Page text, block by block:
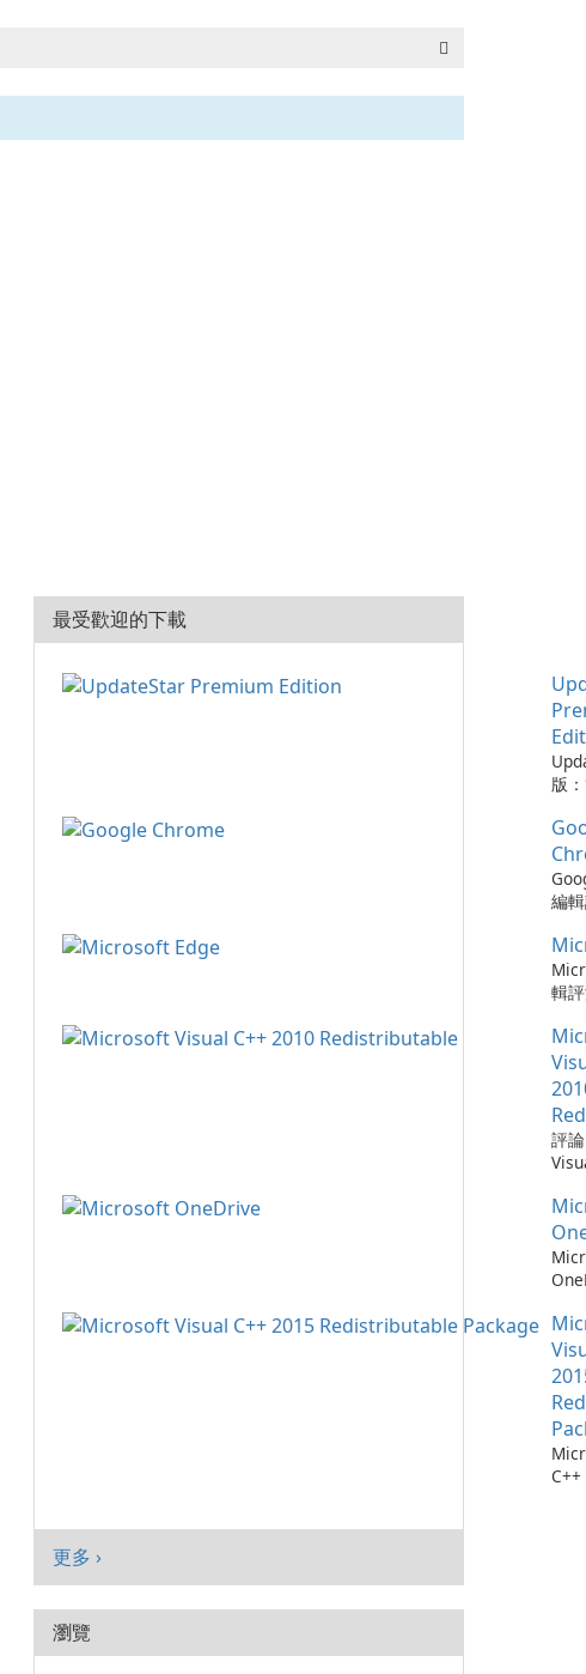
最受歡迎的下載
版
版
工
的
保
可
時
您
容
需
仔
自
會
腦
序
點
它
找
最
擁
編
瀏
速
更
務
旨
高
提
入
現
與
面
及
績
輯
瀏
器
全
深
統
加
能
制
目
創
戶
結
現
效
評
by
發
式
程
件
的
365
流
存
成
務
365
及
更多 ›
瀏覽